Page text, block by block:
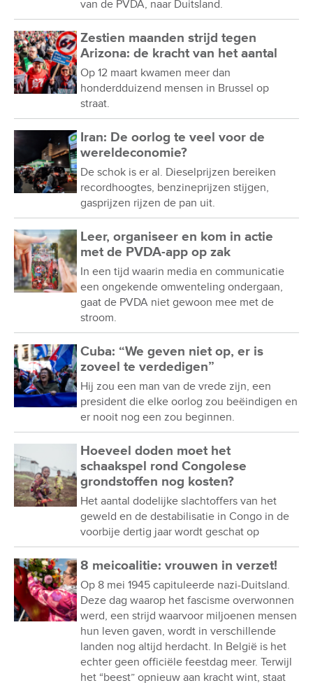
van de PVDA, naar Duitsland.
Zestien maanden strijd tegen
Arizona: de kracht van het aantal
Op 12 maart kwamen meer dan
honderdduizend mensen in Brussel op
straat.
Iran: De oorlog te veel voor de
wereldeconomie?
De schok is er al. Dieselprijzen bereiken
recordhoogtes, benzineprijzen stijgen,
gasprijzen rijzen de pan uit.
Leer, organiseer en kom in actie
met de PVDA-app op zak
In een tijd waarin media en communicatie
een ongekende omwenteling ondergaan,
gaat de PVDA niet gewoon mee met de
stroom.
Cuba: “We geven niet op, er is
zoveel te verdedigen”
Hij zou een man van de vrede zijn, een
president die elke oorlog zou beëindigen en
er nooit nog een zou beginnen.
Hoeveel doden moet het
schaakspel rond Congolese
grondstoffen nog kosten?
Het aantal dodelijke slachtoffers van het
geweld en de destabilisatie in Congo in de
voorbije dertig jaar wordt geschat op
8 meicoalitie: vrouwen in verzet!
Op 8 mei 1945 capituleerde nazi-Duitsland.
Deze dag waarop het fascisme overwonnen
werd, een strijd waarvoor miljoenen mensen
hun leven gaven, wordt in verschillende
landen nog altijd herdacht. In België is het
echter geen officiële feestdag meer. Terwijl
het “beest” opnieuw aan kracht wint, staat